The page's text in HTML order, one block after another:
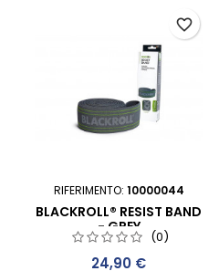
RIFERIMENTO: 10000044
BLACKROLL® RESIST BAND
- GREY
(0)
Prezzo
24,90 €
favorite_border